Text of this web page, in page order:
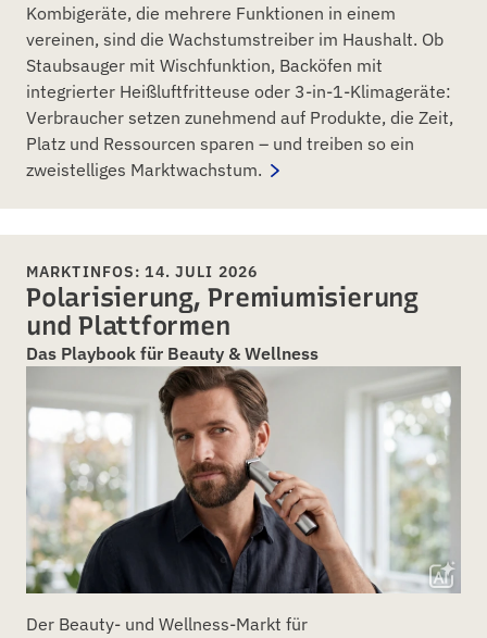
Kombigeräte, die mehrere Funktionen in einem
vereinen, sind die Wachstumstreiber im Haushalt. Ob
Staubsauger mit Wischfunktion, Backöfen mit
integrierter Heißluftfritteuse oder 3-in-1-Klimageräte:
Verbraucher setzen zunehmend auf Produkte, die Zeit,
Platz und Ressourcen sparen – und treiben so ein
zweistelliges Marktwachstum.
MARKTINFOS: 14. JULI 2026
Polarisierung, Premiumisierung
und Plattformen
Das Playbook für Beauty & Wellness
Der Beauty- und Wellness-Markt für